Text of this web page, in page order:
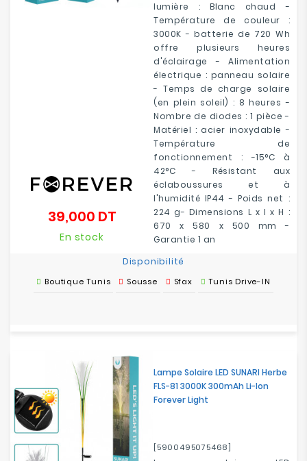
lumière : Blanc chaud -
Température de couleur :
3000K - batterie de 720 Wh
offre plusieurs heures
d'éclairage - Alimentation
électrique : panneau solaire
- Temps de charge solaire
(en plein soleil) : 8 heures -
Nombre de diodes : 1 pièce -
Matériel : acier inoxydable -
Température de
fonctionnement : -15°C à
42°C - Résistant aux
éclaboussures et à
l'humidité IP44 - Poids net :
224 g- Dimensions L x l x H :
670 x 580 x 500 mm -
Garantie 1 an
39,000 DTPrix
En stock
Disponibilité
Boutique Tunis Sousse Sfax Tunis Drive-IN
Lampe Solaire LED SUNARI Herbe
FLS-81 3000K 300mAh Li-Ion
Forever Light
[5900495075468]